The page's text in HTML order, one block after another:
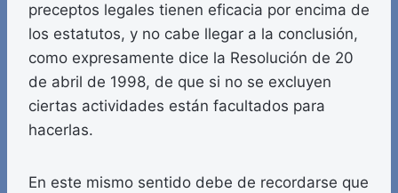
preceptos legales tienen eficacia por encima de
los estatutos, y no cabe llegar a la conclusión,
como expresamente dice la Resolución de 20
de abril de 1998, de que si no se excluyen
ciertas actividades están facultados para
hacerlas.
En este mismo sentido debe de recordarse que